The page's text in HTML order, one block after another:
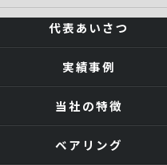
代表あいさつ
実績事例
当社の特徴
ベアリング